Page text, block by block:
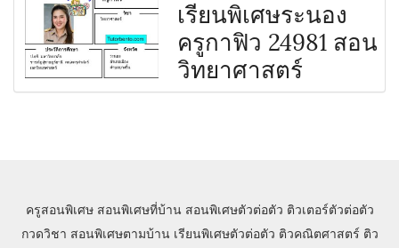
เรียนพิเศษระนอง
ครูกาฟิว 24981 สอน
วิทยาศาสตร์
ครูสอนพิเศษ สอนพิเศษที่บ้าน สอนพิเศษตัวต่อตัว ติวเตอร์ตัวต่อตัว
กวดวิชา สอนพิเศษตามบ้าน เรียนพิเศษตัวต่อตัว ติวคณิตศาสตร์ ติว